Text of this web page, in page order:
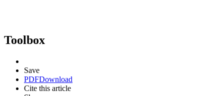
Toolbox
Save
PDFDownload
Cite this article